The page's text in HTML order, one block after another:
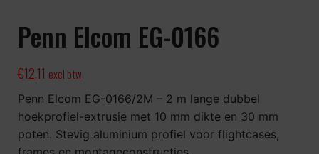
Penn Elcom EG-0166
€12,11 excl btw
Penn Elcom EG-0166/2M – 2 m lange dubbel
hoekprofiel-extrusie met 10 mm dikte en 30 mm
poten. Stevig aluminium profiel voor flightcases,